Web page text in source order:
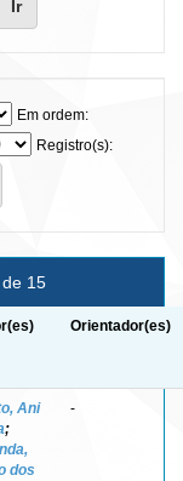
Em ordem:
Registro(s):
15
Orientador(es)
Ani
;
dos
-